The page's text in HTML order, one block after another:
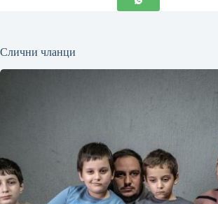
Слични чланци